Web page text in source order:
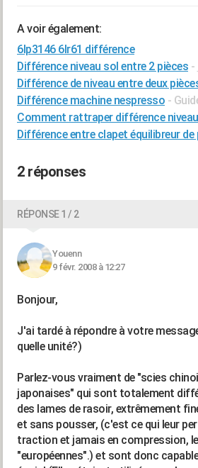
A voir également:
6lp3146 6lr61 différence
Différence niveau sol entre 2 pièces -
Différence de niveau entre deux
Différence machine nespresso -
Comment rattraper différence
Différence entre clapet équilibreur
2 réponses
RÉPONSE 1 / 2
Youenn
9 févr. 2008 à 12:27
Bonjour,
J'ai tardé à répondre à votre
quelle unité?)
Parlez-vous vraiment de "scies
japonaises" qui sont totalement
des lames de rasoir, extrêmement
et sans pousser, (c'est ce qui leur
traction et jamais en compression,
"européennes".) et sont donc